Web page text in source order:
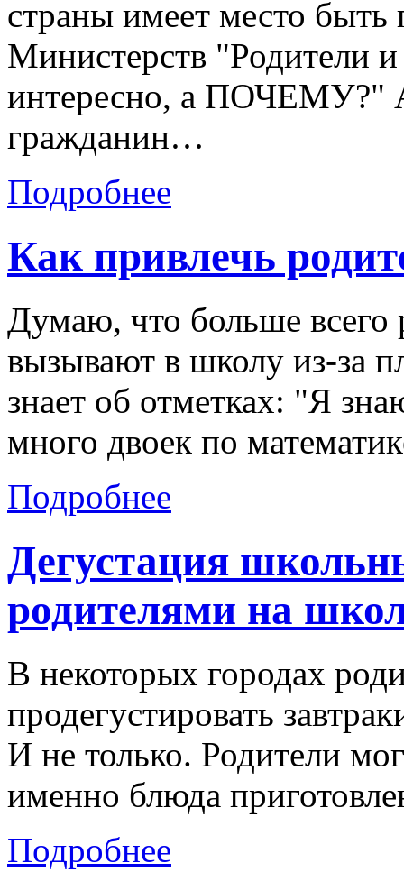
страны имеет место быть
Министерств "Родители
интересно, а ПОЧЕМУ?" А
гражданин…
Подробнее
Как привлечь
Думаю, что больше всего
вызывают в школу из-за
знает об отметках: "Я
много двоек по
Подробнее
Дегустация
родителями на
В некоторых городах
продегустировать
И не только. Родители
именно блюда
Подробнее